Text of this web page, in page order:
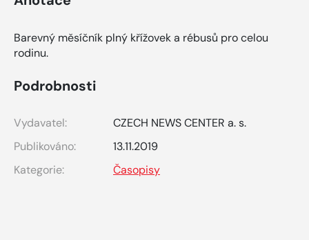
Barevný měsíčník plný křížovek a rébusů pro celou
rodinu.
Podrobnosti
Vydavatel:
CZECH NEWS CENTER a. s.
Publikováno:
13.11.2019
Kategorie:
Časopisy